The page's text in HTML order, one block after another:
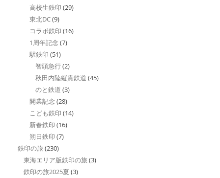
高校生鉄印 (29)
東北DC(9)
コラボ鉄印 (16)
1周年記念 (7)
駅鉄印 (51)
智頭急行(2)
秋田内陸縦貫鉄道 (45)
のと鉄道 (3)
開業記念 (28)
こども鉄印 (14)
新春鉄印 (16)
朔日鉄印 (7)
鉄印の旅 (230)
東海エリア版鉄印の旅 (3)
鉄印の旅2025夏 (3)